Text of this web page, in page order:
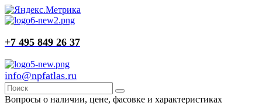
+7 495 849 26 37
info@npfatlas.ru
Вопросы о наличии, цене, фасовке и характеристиках